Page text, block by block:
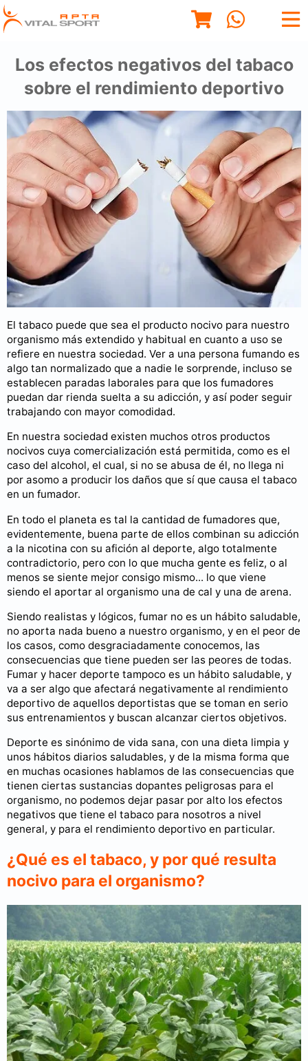
Los efectos negativos del tabaco
sobre el rendimiento deportivo
El tabaco puede que sea el producto nocivo para nuestro
organismo más extendido y habitual en cuanto a uso se
refiere en nuestra sociedad. Ver a una persona fumando es
algo tan normalizado que a nadie le sorprende, incluso se
establecen paradas laborales para que los fumadores
puedan dar rienda suelta a su adicción, y así poder seguir
trabajando con mayor comodidad.
En nuestra sociedad existen muchos otros productos
nocivos cuya comercialización está permitida, como es el
caso del alcohol, el cual, si no se abusa de él, no llega ni
por asomo a producir los daños que sí que causa el tabaco
en un fumador.
En todo el planeta es tal la cantidad de fumadores que,
evidentemente, buena parte de ellos combinan su adicción
a la nicotina con su afición al deporte, algo totalmente
contradictorio, pero con lo que mucha gente es feliz, o al
menos se siente mejor consigo mismo... lo que viene
siendo el aportar al organismo una de cal y una de arena.
Siendo realistas y lógicos, fumar no es un hábito saludable,
no aporta nada bueno a nuestro organismo, y en el peor de
los casos, como desgraciadamente conocemos, las
consecuencias que tiene pueden ser las peores de todas.
Fumar y hacer deporte tampoco es un hábito saludable, y
va a ser algo que afectará negativamente al rendimiento
deportivo de aquellos deportistas que se toman en serio
sus entrenamientos y buscan alcanzar ciertos objetivos.
Deporte es sinónimo de vida sana, con una dieta limpia y
unos hábitos diarios saludables, y de la misma forma que
en muchas ocasiones hablamos de las consecuencias que
tienen ciertas sustancias dopantes peligrosas para el
organismo, no podemos dejar pasar por alto los efectos
negativos que tiene el tabaco para nosotros a nivel
general, y para el rendimiento deportivo en particular.
¿Qué es el tabaco, y por qué resulta
nocivo para el organismo?